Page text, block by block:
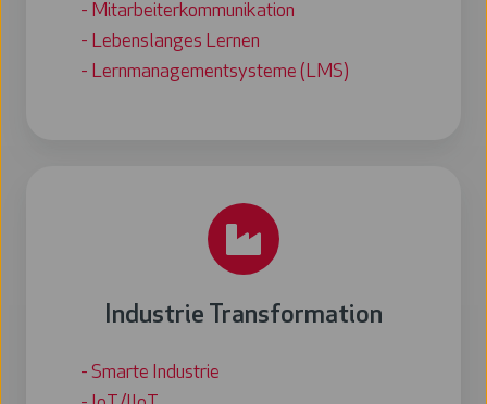
- Mitarbeiterkommunikation
- Lebenslanges Lernen
- Lernmanagementsysteme (LMS)
Industrie Transformation
- Smarte Industrie